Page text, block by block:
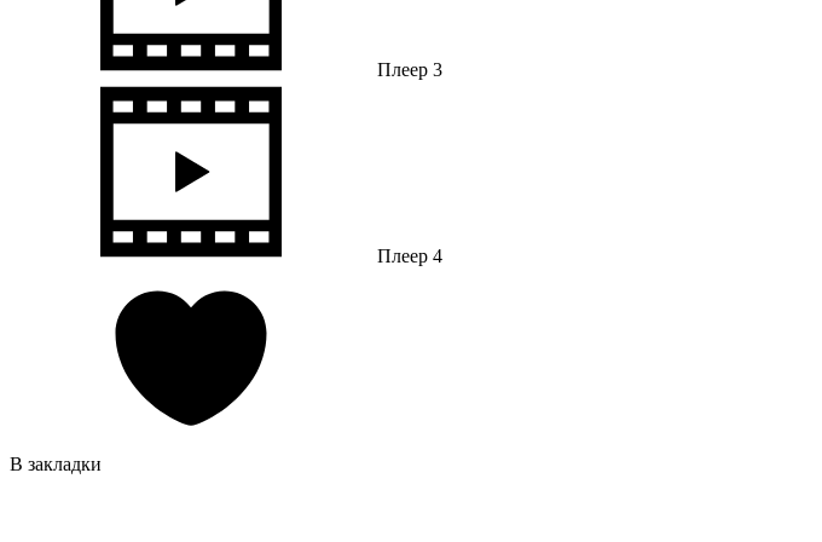
Плеер 3
Плеер 4
В закладки